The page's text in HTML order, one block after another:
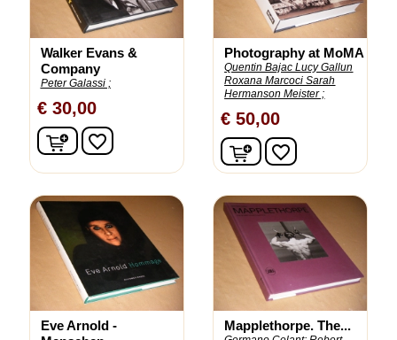
Walker Evans &
Company
Peter Galassi ;
€ 30,00
In winkelwagen
favorite_border
Photography at MoMA
Quentin Bajac Lucy Gallun
Roxana Marcoci Sarah
Hermanson Meister ;
€ 50,00
In winkelwagen
favorite_border
Eve Arnold -
Mapplethorpe. The...